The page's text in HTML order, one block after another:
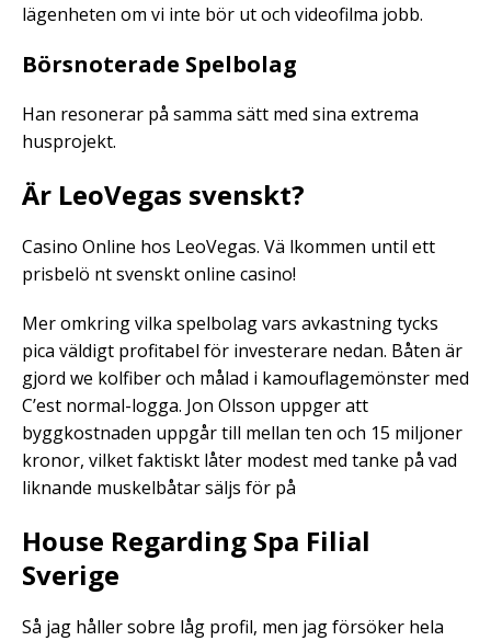
lägenheten om vi inte bör ut och videofilma jobb.
Börsnoterade Spelbolag
Han resonerar på samma sätt med sina extrema
husprojekt.
Är LeoVegas svenskt?
Casino Online hos LeoVegas. Vä lkommen until ett
prisbelö nt svenskt online casino!
Mer omkring vilka spelbolag vars avkastning tycks
pica väldigt profitabel för investerare nedan. Båten är
gjord we kolfiber och målad i kamouflagemönster med
C’est normal-logga. Jon Olsson uppger att
byggkostnaden uppgår till mellan ten och 15 miljoner
kronor, vilket faktiskt låter modest med tanke på vad
liknande muskelbåtar säljs för på
House Regarding Spa Filial
Sverige
Så jag håller sobre låg profil, men jag försöker hela